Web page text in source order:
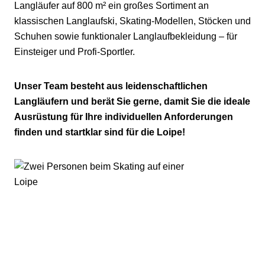
Langläufer auf 800 m² ein großes Sortiment an
klassischen Langlaufski, Skating-Modellen, Stöcken und
Schuhen sowie funktionaler Langlaufbekleidung – für
Einsteiger und Profi-Sportler.
Unser Team besteht aus leidenschaftlichen
Langläufern und berät Sie gerne, damit Sie die ideale
Ausrüstung für Ihre individuellen Anforderungen
finden und startklar sind für die Loipe!